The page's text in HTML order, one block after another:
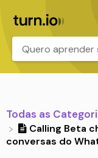
Todas as
Calling Beta
conversas do
.